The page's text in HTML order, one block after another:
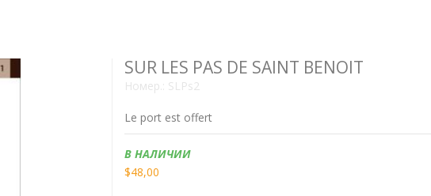
SUR LES PAS DE SAINT BENOIT
Номер.: SLPs2
Le port est offert
Наличие:
В НАЛИЧИИ
$48,00